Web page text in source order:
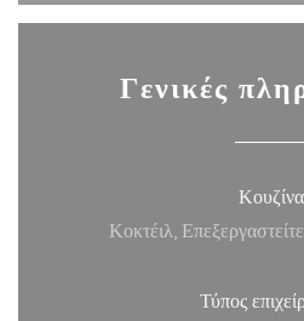
Γενικές
Κουζίνα
Κοκτέιλ,
Τύπος